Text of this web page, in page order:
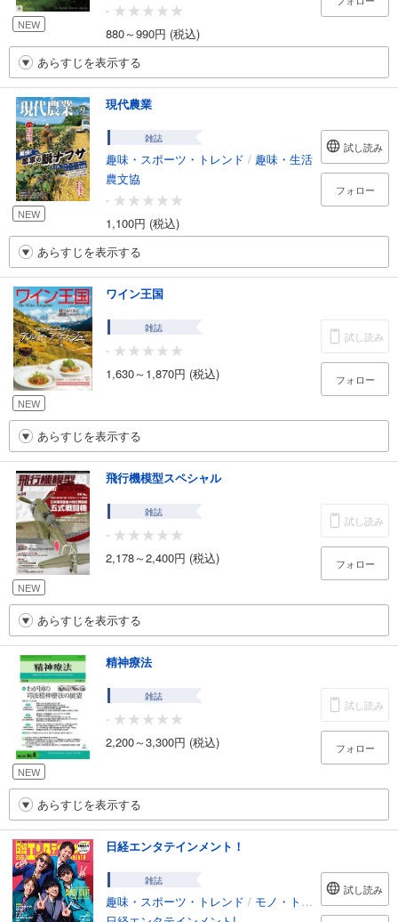
NEW
-
880～990円 (税込)
あらすじを表示する
NEW
現代農業
雑誌
趣味・スポーツ・トレンド / 趣味・生活
農文協
-
1,100円 (税込)
試し読み
フォロー
あらすじを表示する
NEW
ワイン王国
雑誌
-
1,630～1,870円 (税込)
試し読み
フォロー
あらすじを表示する
NEW
飛行機模型スペシャル
雑誌
-
2,178～2,400円 (税込)
試し読み
フォロー
あらすじを表示する
NEW
精神療法
雑誌
-
2,200～3,300円 (税込)
試し読み
フォロー
あらすじを表示する
日経エンタテインメント！
雑誌
趣味・スポーツ・トレンド / モノ・トレンド
試し読み